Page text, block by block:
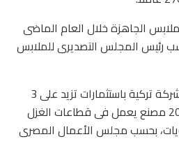
الجاهزة خلال العام الماضى
دولار، بحسب رئيس المجلس التصديرى للملابس
وتعمل فى مصر نحو 1700 شركة تركية باستثمارات تزيد على 3
مليارات دولار، موزعة على 200 مصنع يعمل فى قطاعات الغزل
بحسب مجلس الأعمال المصرى